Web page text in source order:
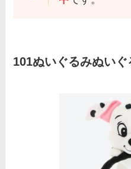
101ぬいぐるみぬい